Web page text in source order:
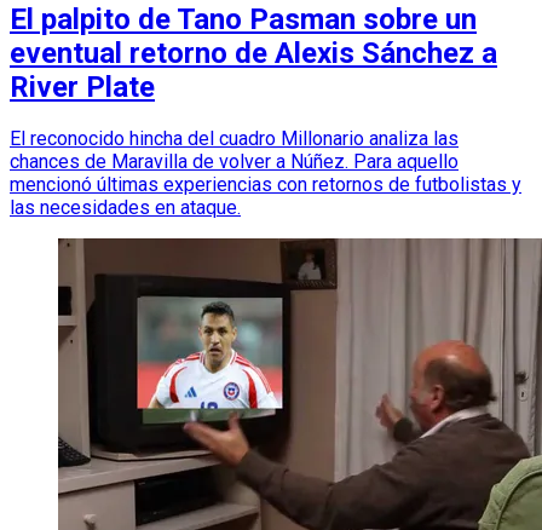
El palpito de Tano Pasman sobre un
eventual retorno de Alexis Sánchez a
River Plate
El reconocido hincha del cuadro Millonario analiza las
chances de Maravilla de volver a Núñez. Para aquello
mencionó últimas experiencias con retornos de futbolistas y
las necesidades en ataque.